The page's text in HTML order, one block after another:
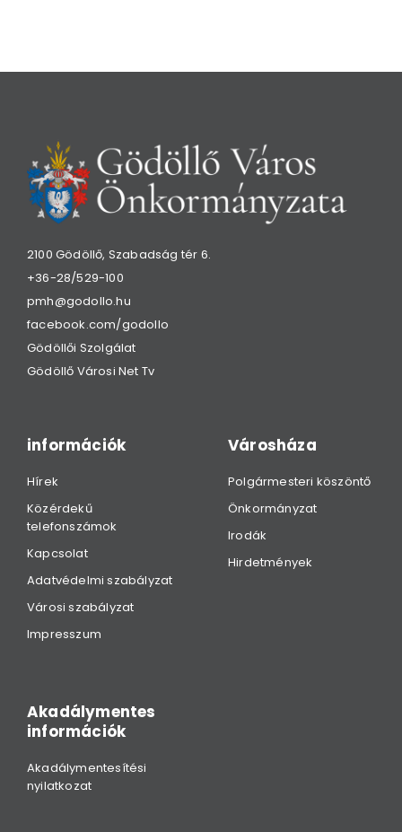
2100 Gödöllő, Szabadság tér 6.
+36-28/529-100
pmh@godollo.hu
facebook.com/godollo
Gödöllői Szolgálat
Gödöllő Városi Net Tv
információk
Hírek
Közérdekű
telefonszámok
Kapcsolat
Adatvédelmi szabályzat
Városi szabályzat
Impresszum
Városháza
Polgármesteri köszöntő
Önkormányzat
Irodák
Hirdetmények
Akadálymentes
információk
Akadálymentesítési
nyilatkozat